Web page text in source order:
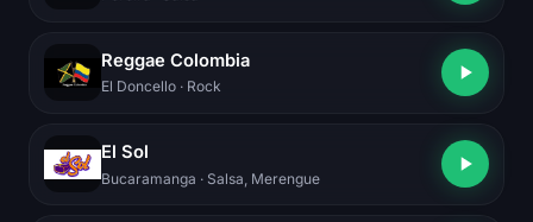
Reggae Colombia
El Doncello · Rock
El Sol
Bucaramanga · Salsa, Merengue